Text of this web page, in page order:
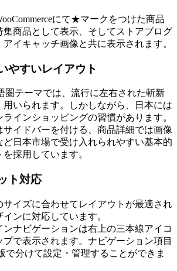
にて★マークをつけた商品
集商品として表示、そしてストアブログ
イキャッチ画像と共に表示されます。
やすいレイアウト
圏テーマでは、流行に左右された斬新
用いられます。しかしながら、日本には
インショッピングの習慣があります。
イドバーを付ける、商品詳細では画像
ど日本市場で受け入れられやすい基本的
採用しています。
ト対応
サイズに合わせてレイアウトが最適され
ンに対応しています。
ンナビゲーションは右上の三本線アイコ
プで表示されます。ナビゲーション項目
で分けて設定・管理することができま